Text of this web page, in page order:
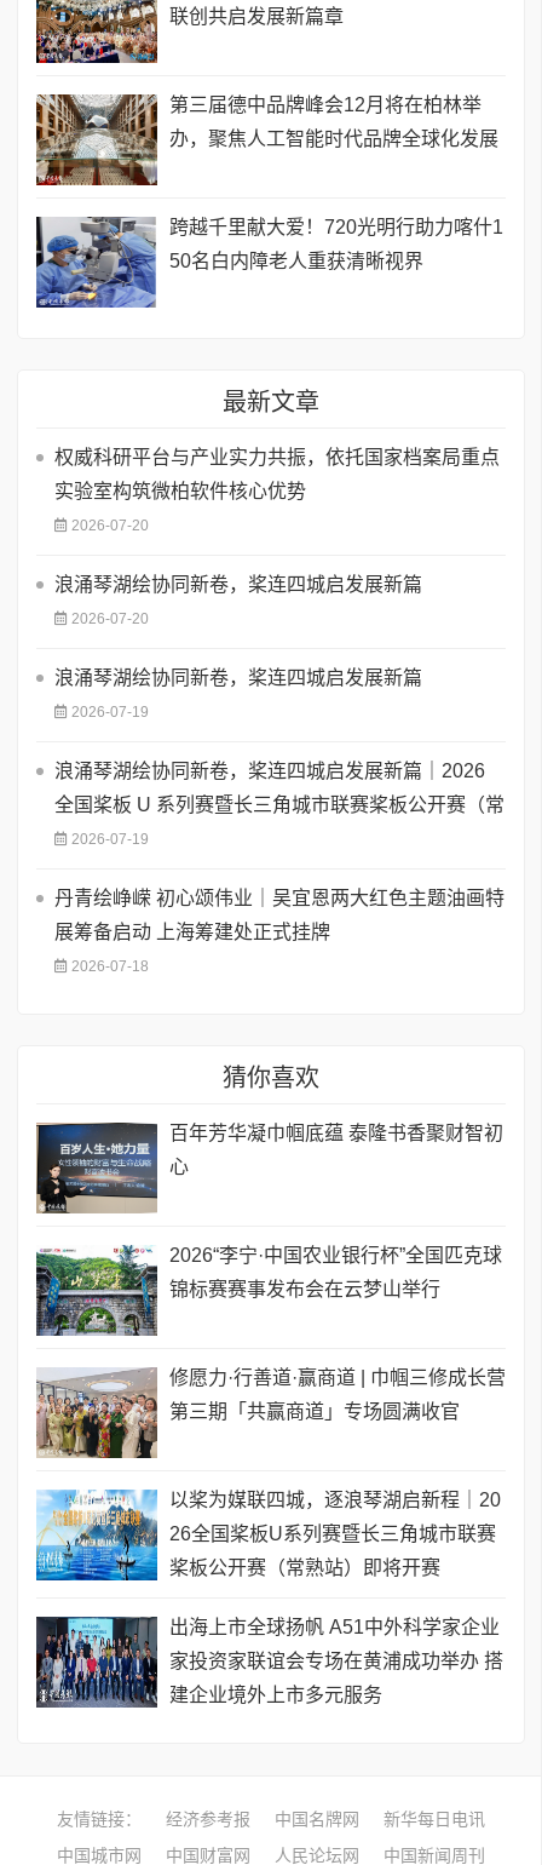
联创共启发展新篇章
第三届德中品牌峰会12月将在柏林举
办，聚焦人工智能时代品牌全球化发展
跨越千里献大爱！720光明行助力喀什1
50名白内障老人重获清晰视界
最新文章
权威科研平台与产业实力共振，依托国家档案局重点
实验室构筑微柏软件核心优势
2026-07-20
浪涌琴湖绘协同新卷，桨连四城启发展新篇
2026-07-20
浪涌琴湖绘协同新卷，桨连四城启发展新篇
2026-07-19
浪涌琴湖绘协同新卷，桨连四城启发展新篇｜2026
全国桨板 U 系列赛暨长三角城市联赛桨板公开赛（常
2026-07-19
丹青绘峥嵘 初心颂伟业｜吴宜恩两大红色主题油画特
展筹备启动 上海筹建处正式挂牌
2026-07-18
猜你喜欢
百年芳华凝巾帼底蕴 泰隆书香聚财智初
心
2026“李宁·中国农业银行杯”全国匹克球
锦标赛赛事发布会在云梦山举行
修愿力·行善道·赢商道 | 巾帼三修成长营
第三期「共赢商道」专场圆满收官
以桨为媒联四城，逐浪琴湖启新程｜20
26全国桨板U系列赛暨长三角城市联赛
桨板公开赛（常熟站）即将开赛
出海上市全球扬帆 A51中外科学家企业
家投资家联谊会专场在黄浦成功举办 搭
建企业境外上市多元服务
友情链接： 经济参考报 中国名牌网
新华每日电讯
中国城市网
中国财富网 人民论坛网 中国新闻周刊